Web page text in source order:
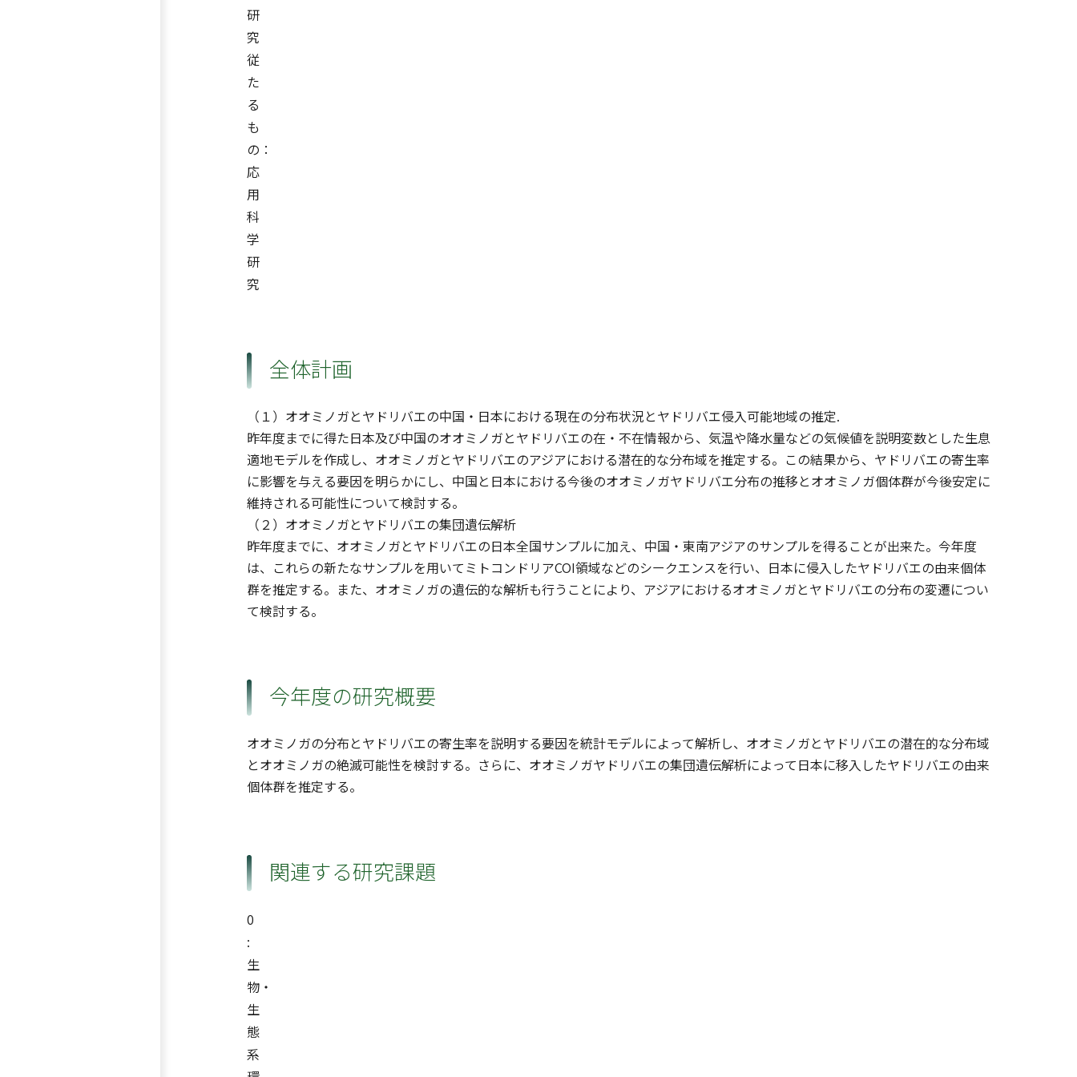
研
究
従
た
る
も
の：
応
用
科
学
研
究
全体計画
（１）オオミノガとヤドリバエの中国・日本における現在の分布状況とヤドリバエ侵入可能地域の推定.
昨年度までに得た日本及び中国のオオミノガとヤドリバエの在・不在情報から、気温や降水量などの気候値を説明変数とした生息
適地モデルを作成し、オオミノガとヤドリバエのアジアにおける潜在的な分布域を推定する。この結果から、ヤドリバエの寄生率
に影響を与える要因を明らかにし、中国と日本における今後のオオミノガヤドリバエ分布の推移とオオミノガ個体群が今後安定に
維持される可能性について検討する。
（２）オオミノガとヤドリバエの集団遺伝解析
昨年度までに、オオミノガとヤドリバエの日本全国サンプルに加え、中国・東南アジアのサンプルを得ることが出来た。今年度
は、これらの新たなサンプルを用いてミトコンドリアCOI領域などのシークエンスを行い、日本に侵入したヤドリバエの由来個体
群を推定する。また、オオミノガの遺伝的な解析も行うことにより、アジアにおけるオオミノガとヤドリバエの分布の変遷につい
て検討する。
今年度の研究概要
オオミノガの分布とヤドリバエの寄生率を説明する要因を統計モデルによって解析し、オオミノガとヤドリバエの潜在的な分布域
とオオミノガの絶滅可能性を検討する。さらに、オオミノガヤドリバエの集団遺伝解析によって日本に移入したヤドリバエの由来
個体群を推定する。
関連する研究課題
0
:
生
物・
生
態
系